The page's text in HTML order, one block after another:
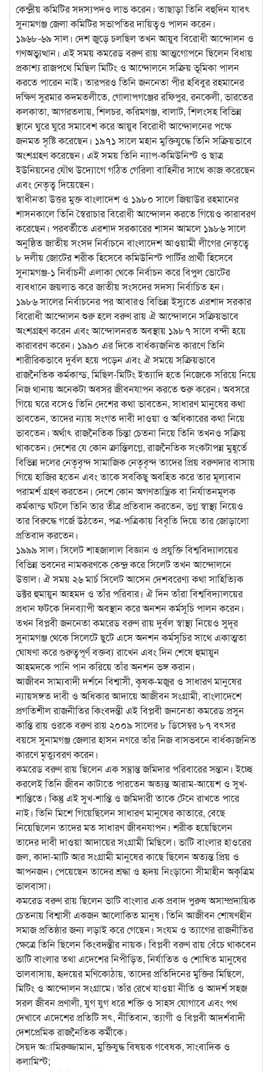
কেন্দ্রীয় কমিটির সদস্যপদও লাভ করেন। তাছাড়া তিনি বহুদিন যাবৎ
সুনামগঞ্জ জেলা কমিটির সভাপতির দায়িত্বও পালন করেন।
১৯৬৮-৬৯ সাল। দেশ জুড়ে চলছিল তখন আয়ুব বিরোধী আন্দোলন ও
গণঅভ্যুত্থান। এই সময় কমরেড বরুণ রায় আত্মগোপনে ছিলেন বিধায়
প্রকাশ্য রাজপথে মিছিল মিটিং ও আন্দোলনে সক্রিয় ভূমিকা পালন
করতে পারেন নাই। তারপরও তিনি জননেতা পীর হবিবুর রহমানের
দক্ষিণ সুরমার কদমতলীতে, গোলাপগঞ্জের রফিপুর, রনকেলী, ভারতের
কলকাতা, আগরতলায়, শিলচর, করিমগঞ্জ, বালাট, শিলংসহ বিভিন্ন
স্থানে ঘুরে ঘুরে সমাবেশ করে আয়ুব বিরোধী আন্দোলনের পক্ষে
জনমত সৃষ্টি করেছেন। ১৯৭১ সালে মহান মুক্তিযুদ্ধে তিনি সক্রিয়ভাবে
অংশগ্রহণ করেছেন। এই সময় তিনি ন্যাপ-কমিউনিস্ট ও ছাত্র
ইউনিয়নের যৌথ উদ্যোগে গঠিত গেরিলা বাহিনীর সাথে কাজ করেছেন
এবং নেতৃত্ব দিয়েছেন।
স্বাধীনতা উত্তর মুক্ত বাংলাদেশ ও ১৯৮০ সালে জিয়াউর রহমানের
শাসনকালে তিনি স্বৈরাচার বিরোধী আন্দোলন করতে গিয়েও কারাবরণ
করেছেন। পরবর্তীতে এরশাদ সরকারের শাসন আমলে ১৯৮৬ সালে
অনুষ্ঠিত জাতীয় সংসদ নির্বাচনে বাংলাদেশ আওয়ামী লীগের নেতৃত্বে
৮ দলীয় জোটের শরীক হিসেবে কমিউনিস্ট পার্টির প্রার্থী হিসেবে
সুনামগঞ্জ-১ নির্বাচনী এলাকা থেকে নির্বাচন করে বিপুল ভোটের
ব্যবধানে জয়লাভ করে জাতীয় সংসদের সদস্য নির্বাচিত হন।
১৯৮৬ সালের নির্বাচনের পর আবারও বিভিন্ন ইস্যুতে এরশাদ সরকার
বিরোধী আন্দোলন শুরু হলে বরুণ রায় ঐ আন্দোলনে সক্রিয়ভাবে
অংশগ্রহণ করেন এবং আন্দোলনরত অবস্থায় ১৯৮৭ সালে বন্দী হয়ে
কারাবরণ করেন। ১৯৯০ এর দিকে বার্ধক্যজনিত কারণে তিনি
শারীরিকভাবে দুর্বল হয়ে পড়েন এবং ঐ সময়ে সক্রিয়ভাবে
রাজনৈতিক কর্মকান্ড, মিছিল-মিটিং ইত্যাদি হতে নিজেকে সরিয়ে নিয়ে
নিজ থানায় অনেকটা অবসর জীবনযাপন করতে শুরু করেন। অবসরে
গিয়ে ঘরে বসেও তিনি দেশের কথা ভাবতেন, সাধারণ মানুষের কথা
ভাবতেন, তাদের ন্যায় সংগত দাবী দাওয়া ও অধিকারের কথা নিয়ে
ভাবতেন। অর্থাৎ রাজনৈতিক চিন্তা চেতনা নিয়ে তিনি তখনও সক্রিয়
থাকতেন। দেশের যে কোন ক্রান্তিলগ্নে, রাজনৈতিক সংকটাপন্ন মুহূর্তে
বিভিন্ন দলের নেতৃবৃন্দ সামাজিক নেতৃবৃন্দ তাদের প্রিয় বরুণদার বাসায়
গিয়ে হাজির হতেন এবং তাকে সবকিছু অবহিত করে তার মূল্যবান
পরামর্শ গ্রহণ করতেন। দেশে কোন অগণতান্ত্রিক বা নির্যাতনমূলক
কর্মকান্ড ঘটলে তিনি তার তীব্র প্রতিবাদ করতেন, ভগ্ন স্বাস্থ্য নিয়েও
তার বিরুদ্ধে গর্জে উঠতেন, পত্র-পত্রিকায় বিবৃতি দিয়ে তার জোড়ালো
প্রতিবাদ করতেন।
১৯৯৯ সাল। সিলেট শাহজালাল বিজ্ঞান ও প্রযুক্তি বিশ্ববিদ্যালয়ের
বিভিন্ন ভবনের নামকরণকে কেন্দ্র করে সিলেট তখন আন্দোলনে
উত্তাল। ঐ সময় ২৬ মার্চ সিলেট আসেন দেশবরেণ্য কথা সাহিত্যিক
ডক্টর হুমায়ুন আহমদ ও তাঁর পরিবার। ঐ দিন তাঁরা বিশ্ববিদ্যালয়ের
প্রধান ফটকে দিনব্যাপী অবস্থান করে অনশন কর্মসূচি পালন করেন।
তখন বিপ্লবী জননেতা কমরেড বরুণ রায় দুর্বল স্বাস্থ্য নিয়েও সুদূর
সুনামগঞ্জ থেকে সিলেটে ছুটে এসে অনশন কর্মসূচির সাথে একাত্মতা
ঘোষণা করে গুরুত্বপূর্ণ বক্তব্য রাখেন এবং দিন শেষে হুমায়ুন
আহমদকে পানি পান করিয়ে তাঁর অনশন ভঙ্গ করান।
আজীবন সাম্যবাদী দর্শনে বিশ্বাসী, কৃষক-মজুর ও সাধারণ মানুষের
ন্যায়সঙ্গত দাবী ও অধিকার আদায়ে আজীবন সংগ্রামী, বাংলাদেশে
প্রগতিশীল রাজনীতির কিংবদন্তী এই বিপ্লবী জননেতা কমরেড প্রসুন
কান্তি রায় ওরকে বরুণ রায় ২০০৯ সালের ৮ ডিসেম্বর ৮৭ বৎসর
বয়সে সুনামগঞ্জ জেলার হাসন নগরে তাঁর নিজ বাসভবনে বার্ধক্যজনিত
কারণে মৃত্যুবরণ করেন।
কমরেড বরুণ রায় ছিলেন এক সম্ভ্রান্ত জমিদার পরিবারের সন্তান। ইচ্ছে
করলেই তিনি জীবন কাটাতে পারতেন অত্যন্ত আরাম-আয়েশ ও সুখ-
শান্তিতে। কিন্তু এই সুখ-শান্তি ও জমিদারী তাকে টেনে রাখতে পারে
নাই। তিনি মিশে গিয়েছিলেন সাধারণ মানুষের কাতারে, বেছে
নিয়েছিলেন তাদের মত সাধারণ জীবনযাপন। শরীক হয়েছিলেন
তাদের দাবী দাওয়া আদায়ের সংগ্রামী মিছিলে। ভাটি বাংলার হাওরের
জল, কাদা-মাটি আর সংগ্রামী মানুষের কাছে ছিলেন অত্যন্ত প্রিয় ও
আপনজন। পেয়েছেন তাদের শ্রদ্ধা ও হৃদয় নিংড়ানো সীমাহীন অকৃত্রিম
ভালবাসা।
কমরেড বরুণ রায় ছিলেন ভাটি বাংলার এক প্রবাদ পুরুষ অসাম্প্রদায়িক
চেতনায় বিশ্বাসী একজন আলোকিত মানুষ। তিনি আজীবন শোষণহীন
সমাজ প্রতিষ্ঠার জন্য লড়াই করে গেছেন। সংযম ও ত্যাগের রাজনীতির
ক্ষেত্রে তিনি ছিলেন কিংবদন্তীর নায়ক। বিপ্লবী বরুণ রায় বেঁচে থাকবেন
ভাটি বাংলার তথা এদেশের নিপীড়িত, নির্যাতিত ও শোষিত মানুষের
ভালবাসায়, হৃদয়ের মণিকোঠায়, তাদের প্রতিদিনের মুক্তির মিছিলে,
মিটিং ও আন্দোলন সংগ্রামে। তাঁর রেখে যাওয়া নীতি ও আদর্শ সহজ
সরল জীবন প্রণালী, যুগ যুগ ধরে শক্তি ও সাহস যোগাবে এবং পথ
দেখাবে এদেশের প্রতিটি সৎ, নীতিবান, ত্যাগী ও বিপ্লবী আদর্শবাদী
দেশপ্রেমিক রাজনৈতিক কর্মীকে।
সৈয়দ অামিরুজ্জামান, মুক্তিযুদ্ধ বিষয়ক গবেষক, সাংবাদিক ও
কলামিস্ট;